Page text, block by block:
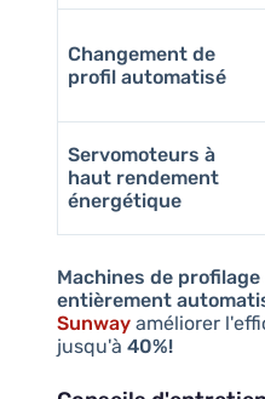
Changement de
profil automatisé
Servomoteurs à
haut rendement
énergétique
Machines de
entièrement
Sunwayaméliorer
jusqu'à 40%!